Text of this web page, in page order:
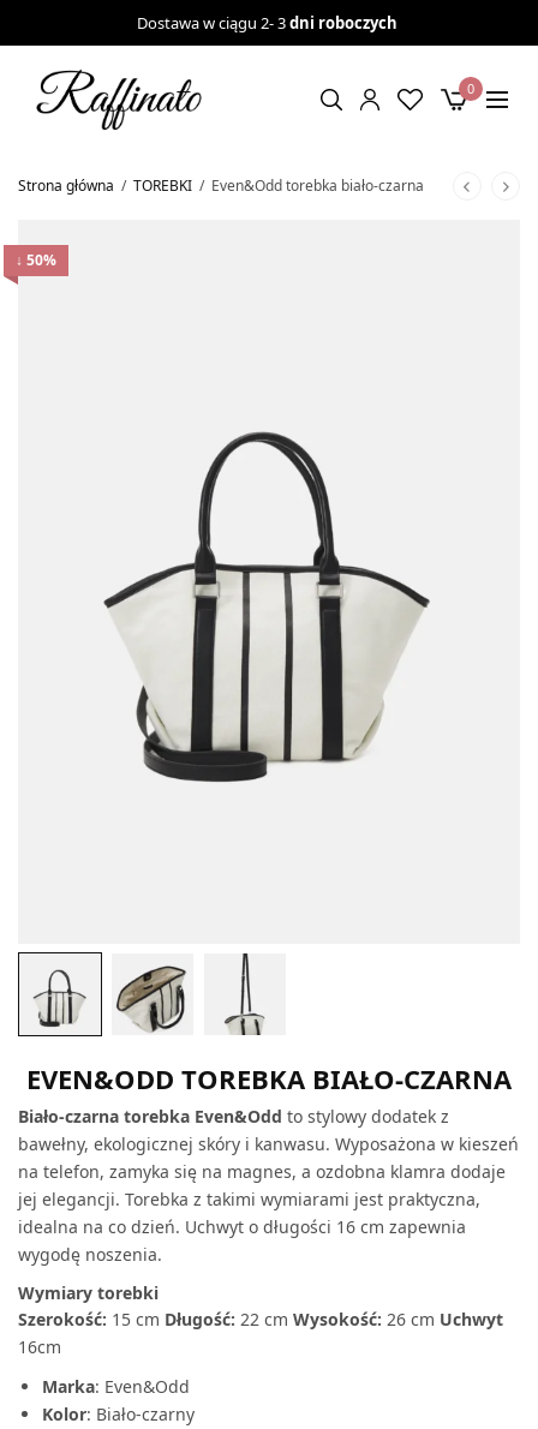
Dostawa w ciągu 2- 3dni roboczych
0
Strona główna / TOREBKI / Even&Odd torebka biało-czarna
↓ 50%
EVEN&ODD TOREBKA BIAŁO-CZARNA
Biało-czarna torebka Even&Odd to stylowy dodatek z
bawełny, ekologicznej skóry i kanwasu. Wyposażona w kieszeń
na telefon, zamyka się na magnes, a ozdobna klamra dodaje
jej elegancji. Torebka z takimi wymiarami jest praktyczna,
idealna na co dzień. Uchwyt o długości 16 cm zapewnia
wygodę noszenia.
Wymiary torebki
Szerokość: 15 cm Długość: 22 cmWysokość: 26 cm Uchwyt
16cm
Marka: Even&Odd
Kolor: Biało-czarny